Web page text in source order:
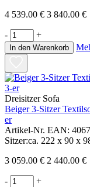
4 539.00 € 3 840.00 €
- +
In den Warenkorb
Dreisitzer Sofa
Beiger 3-Sitzer
er
Artikel-Nr. EAN:
Sitzer:ca. 222 x 90 x
3 059.00 € 2 440.00 €
- +